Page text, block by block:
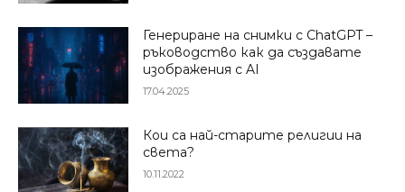
Генериране на снимки с ChatGPT –
ръководство как да създавате
изображения с AI
17.04.2025
Кои са най-старите религии на
света?
10.11.2022